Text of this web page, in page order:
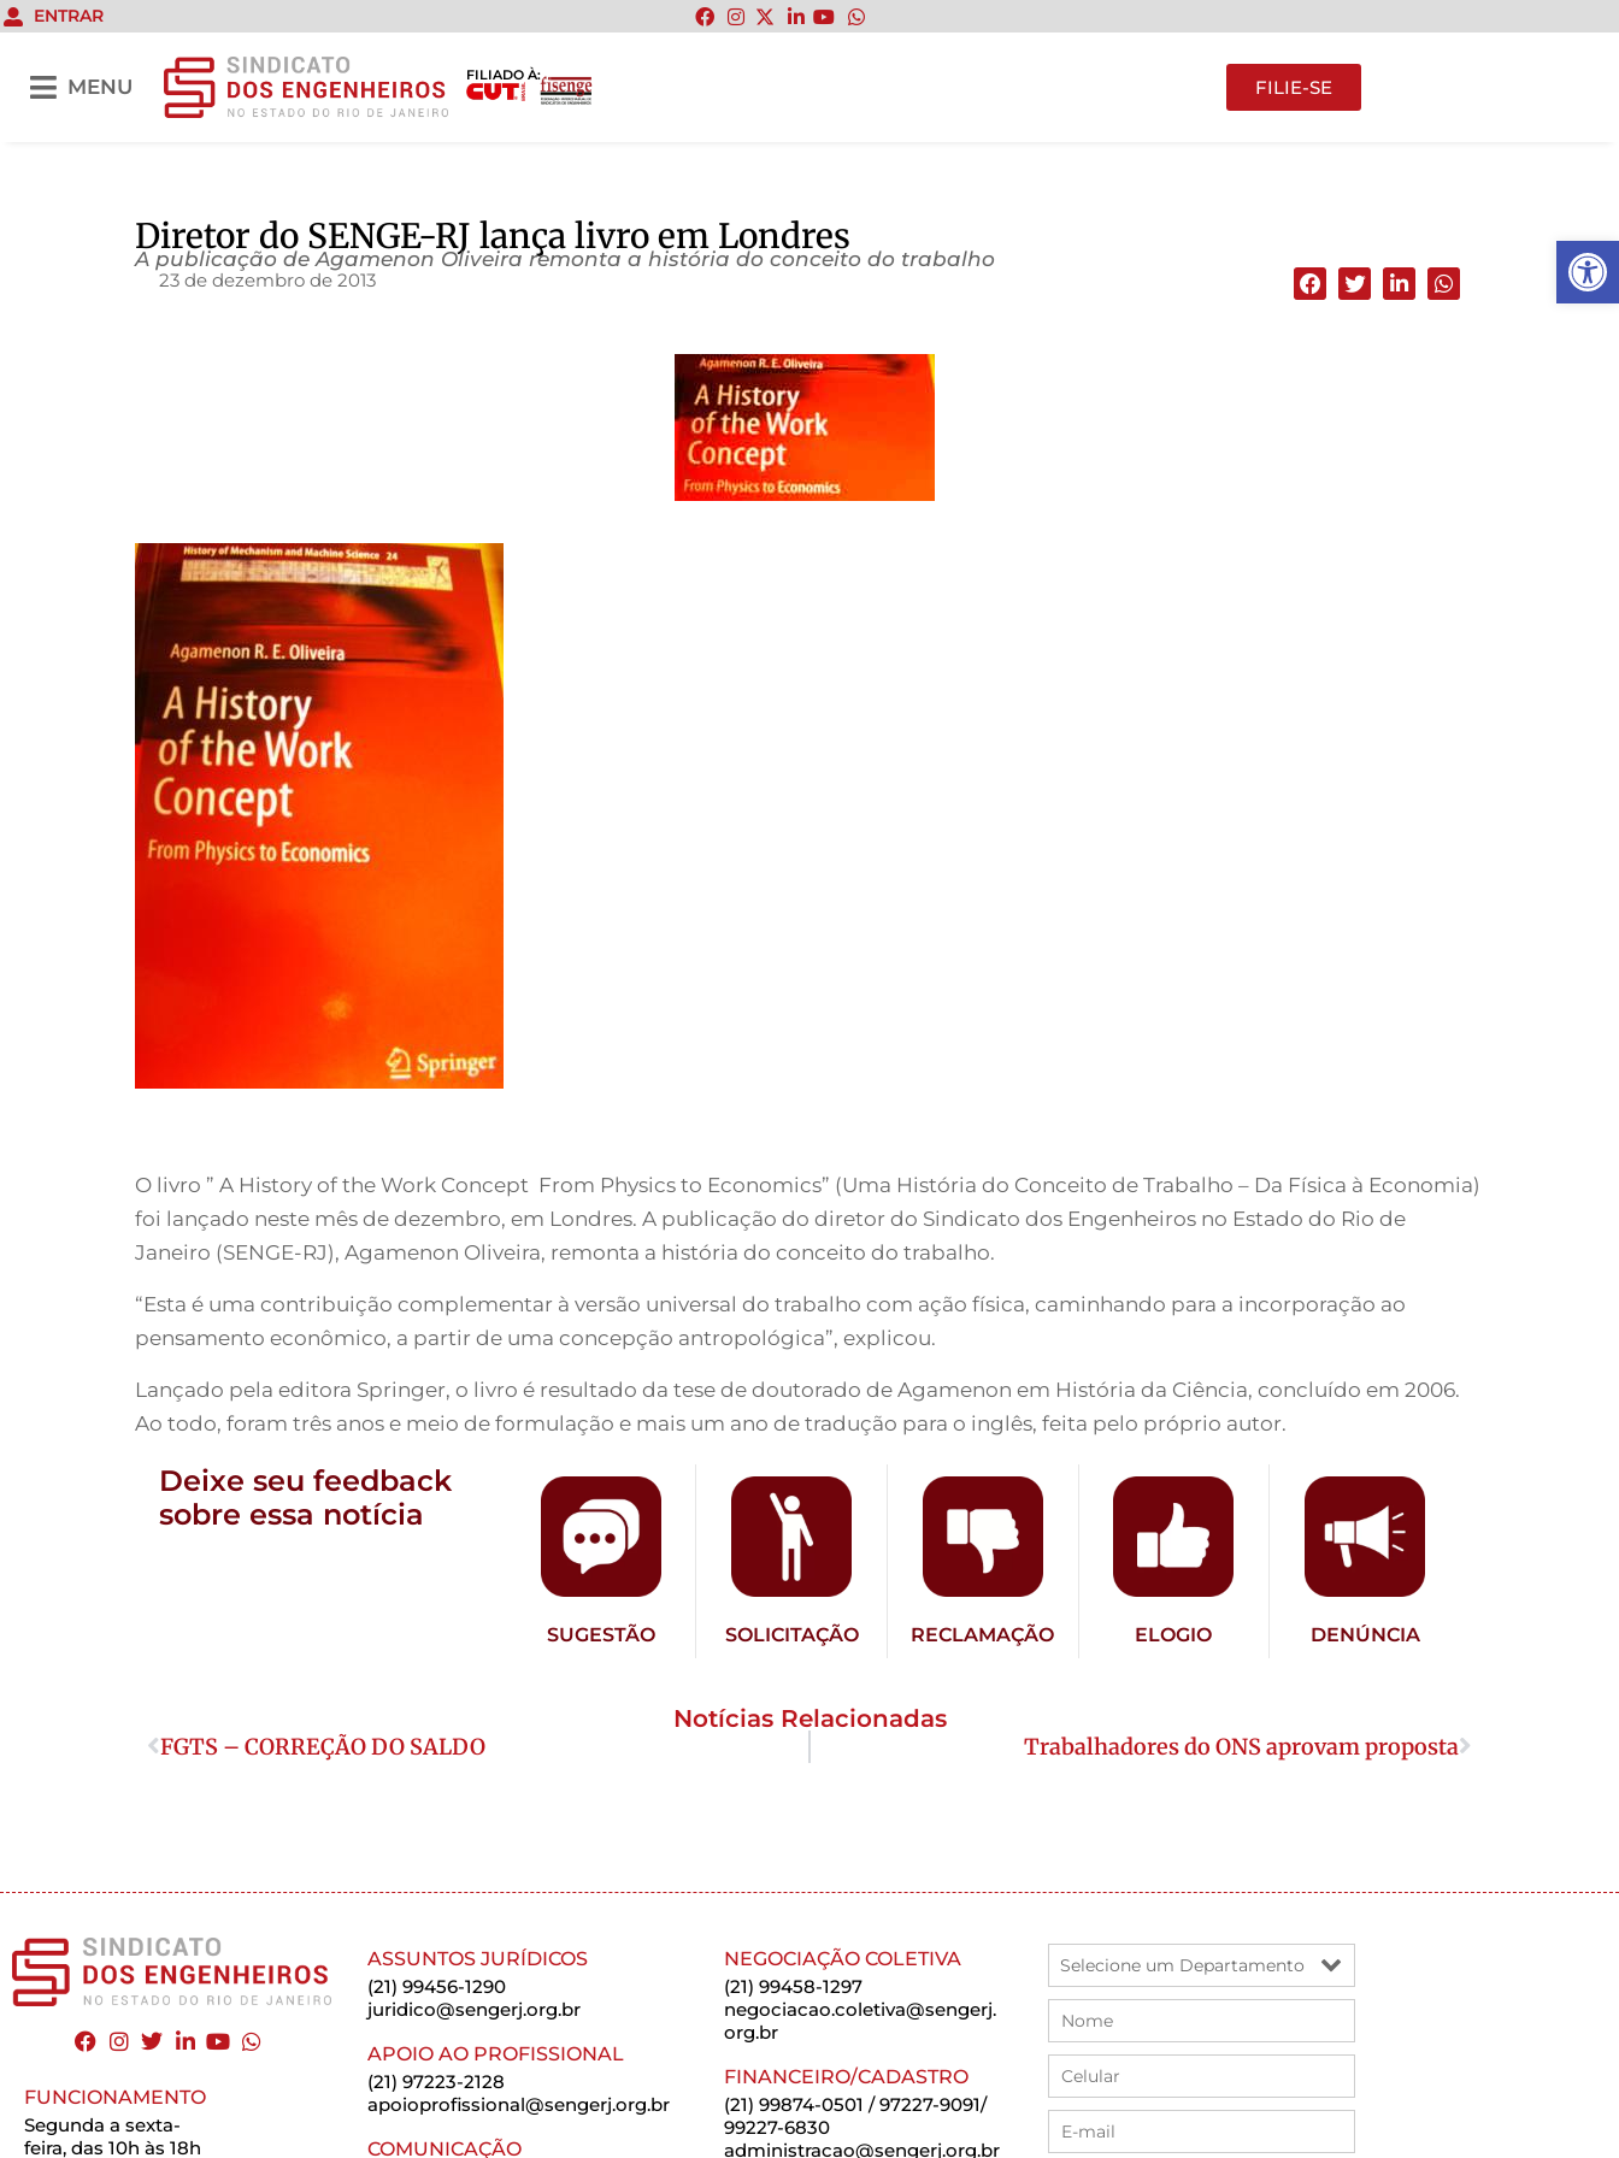
Abrir
ENTRAR
MENU
FILIADO À:
FILIE-SE
Diretor do SENGE-RJ lança livro em Londres
A publicação de Agamenon Oliveira remonta a história do conceito do trabalho
23 de dezembro de 2013
O livro ” A History of the Work Concept From Physics to Economics” (Uma História do Conceito de Trabalho – Da Física à Economia)
foi lançado neste mês de dezembro, em Londres. A publicação do diretor do Sindicato dos Engenheiros no Estado do Rio de
Janeiro (SENGE-RJ), Agamenon Oliveira, remonta a história do conceito do trabalho.
“Esta é uma contribuição complementar à versão universal do trabalho com ação física, caminhando para a incorporação ao
pensamento econômico, a partir de uma concepção antropológica”, explicou.
Lançado pela editora Springer, o livro é resultado da tese de doutorado de Agamenon em História da Ciência, concluído em 2006.
Ao todo, foram três anos e meio de formulação e mais um ano de tradução para o inglês, feita pelo próprio autor.
Deixe seu feedback
sobre essa notícia
SUGESTÃO SOLICITAÇÃO RECLAMAÇÃO ELOGIO DENÚNCIA
Notícias Relacionadas
FGTS – CORREÇÃO DO SALDO Trabalhadores do ONS aprovam proposta
FUNCIONAMENTO
Segunda a sexta-
feira, das 10h às 18h
ASSUNTOS JURÍDICOS
(21) 99456-1290
juridico@sengerj.org.br
APOIO AO PROFISSIONAL
(21) 97223-2128
apoioprofissional@sengerj.org.br
COMUNICAÇÃO
NEGOCIAÇÃO COLETIVA
(21) 99458-1297
negociacao.coletiva@sengerj.
org.br
FINANCEIRO/CADASTRO
(21) 99874-0501 / 97227-9091/
99227-6830
administracao@sengerj.org.br